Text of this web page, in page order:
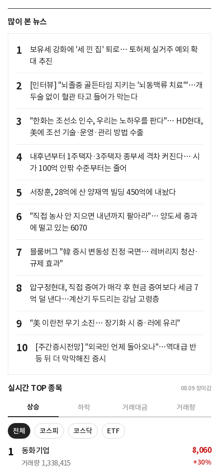
많이 본 뉴스
1
보유세 강화에 '세 낀 집' 퇴로… 토허제 실거주 예외 확
대 추진
2
[인터뷰] "뇌졸중 골든타임 지키는 '뇌동맥류 치료'"…개
두술 없이 혈관 타고 들어가 막는다
3
"한화는 조선소 인수, 우리는 노하우를 판다"… HD현대,
美에 조선 기술·운영·관리 방법 수출
4
내후년부터 1주택자·3주택자 종부세 격차 커진다… 시
가 100억 안팎 수준부터는 줄어
5 서장훈, 28억에 산 양재역 빌딩 450억에 내놨다
6
"직접 농사 안 지으면 내년까지 팔아라"… 양도세 중과
에 떨고 있는 6070
7
블룸버그 "韓 증시 변동성 진정 국면… 레버리지 청산·
규제 효과"
8
압구정현대, 직접 증여가 매각 후 현금 증여보다 세금 7
억 덜 낸다…계산기 두드리는 강남 고령층
9 "美 이란전 무기 소진… 장기화 시 중·러에 유리"
10
[주간증시전망] "외국인 언제 돌아오나"…역대급 반
등 뒤 더 막막해진 증시
실시간 TOP 종목 08.09 장마감
상승 하락 거래대금 거래량
전체 코스피 코스닥 ETF
1 동화기업
거래량 1,338,415
8,060
+30%